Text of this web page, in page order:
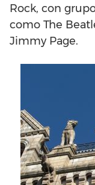
Rock, con
como The
Jimmy Page.